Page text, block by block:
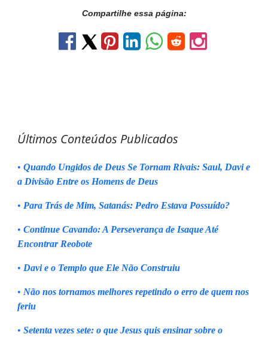
Compartilhe essa página:
Últimos Conteúdos Publicados
• Quando Ungidos de Deus Se Tornam Rivais: Saul, Davi e
a Divisão Entre os Homens de Deus
• Para Trás de Mim, Satanás: Pedro Estava Possuído?
• Continue Cavando: A Perseverança de Isaque Até
Encontrar Reobote
• Davi e o Templo que Ele Não Construiu
• Não nos tornamos melhores repetindo o erro de quem nos
feriu
• Setenta vezes sete: o que Jesus quis ensinar sobre o